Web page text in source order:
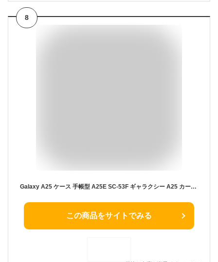
8
Galaxy A25 ケース 手帳型 A25E SC-53F ギャラクシー A25 カード収納 スタンド機能 キルティング 大人 かわいい きれいめ 「 クラッチキルト スワロ 」SANADesign サナデザイン
この商品をサイトでみる